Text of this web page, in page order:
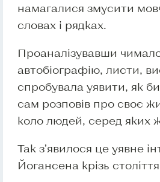
намагалися змусити
словах і рядках.
Проаналізувавши
автобіографію, листи,
спробувала уявити, як би
сам розповів про своє
коло людей, серед яких
Так з’явилося це уявне
Йогансена крізь